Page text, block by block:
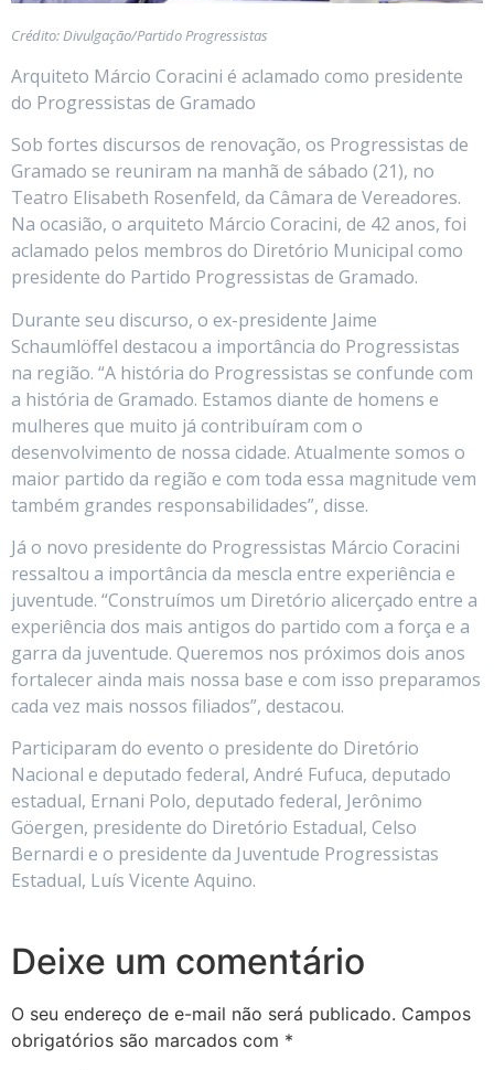
Crédito: Divulgação/Partido Progressistas
Arquiteto Márcio Coracini é aclamado como presidente
do Progressistas de Gramado
Sob fortes discursos de renovação, os Progressistas de
Gramado se reuniram na manhã de sábado (21), no
Teatro Elisabeth Rosenfeld, da Câmara de Vereadores.
Na ocasião, o arquiteto Márcio Coracini, de 42 anos, foi
aclamado pelos membros do Diretório Municipal como
presidente do Partido Progressistas de Gramado.
Durante seu discurso, o ex-presidente Jaime
Schaumlöffel destacou a importância do Progressistas
na região. “A história do Progressistas se confunde com
a história de Gramado. Estamos diante de homens e
mulheres que muito já contribuíram com o
desenvolvimento de nossa cidade. Atualmente somos o
maior partido da região e com toda essa magnitude vem
também grandes responsabilidades”, disse.
Já o novo presidente do Progressistas Márcio Coracini
ressaltou a importância da mescla entre experiência e
juventude. “Construímos um Diretório alicerçado entre a
experiência dos mais antigos do partido com a força e a
garra da juventude. Queremos nos próximos dois anos
fortalecer ainda mais nossa base e com isso preparamos
cada vez mais nossos filiados”, destacou.
Participaram do evento o presidente do Diretório
Nacional e deputado federal, André Fufuca, deputado
estadual, Ernani Polo, deputado federal, Jerônimo
Göergen, presidente do Diretório Estadual, Celso
Bernardi e o presidente da Juventude Progressistas
Estadual, Luís Vicente Aquino.
Deixe um comentário
O seu endereço de e-mail não será publicado. Campos
obrigatórios são marcados com *